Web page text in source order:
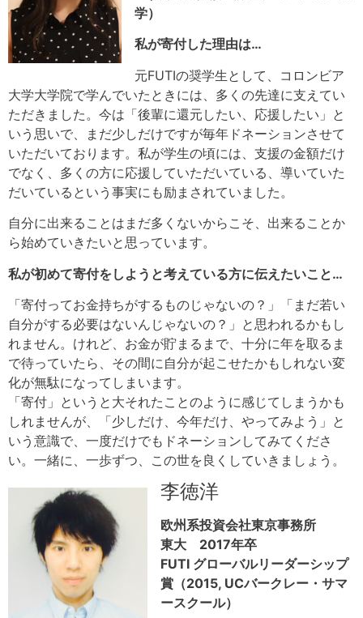
学）
私が寄付した理由は…
元FUTIの奨学生として、コロンビア
大学大学院で学んでいたときには、多くの先達に支えてい
ただきました。今は「後輩に還元したい、応援したい」と
いう思いで、まだ少しだけですが毎年ドネーションさせて
いただいております。私が学生の頃には、支援の金額だけ
でなく、多くの方に応援していただいている、導いていた
だいているという事実にも励まされていました。
自分に出来ることはまだ多くないからこそ、出来ることか
ら始めていきたいと思っています。
私が初めて寄付をしようと考えている方に伝えたいこと…
「寄付ってお金持ちがするものじゃないの？」「まだ若い
自分がする必要はないんじゃないの？」と思われるかもし
れません。けれど、お金が貯まるまで、十分に年を取るま
で待っていたら、その間に自分が起こせたかもしれない変
化が無駄になってしまいます。
「寄付」というと大それたことのように感じてしまうかも
しれませんが、「少しだけ、今年だけ、やってみよう」と
いう意識で、一度だけでもドネーションしてみてくださ
い。一緒に、一歩ずつ、この世を良くしていきましょう。
李徳洋
欧州系投資会社東京事務所
東大 2017年卒
FUTI グローバルリーダーシップ
賞（2015, UCバークレー・サマ
ースクール）